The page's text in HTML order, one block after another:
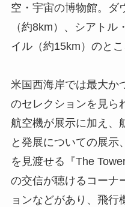
空・宇宙の博物館。ダ
（約8km）、シアト
イル（約15km）のと
米国西海岸では最大か
のセレクションを見ら
航空機が展示に加え、
と発展についての展示
を見渡せる『The
の交信が聴けるコーナ
ョンなどがあり、飛行